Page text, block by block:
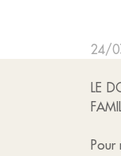
24/
LE